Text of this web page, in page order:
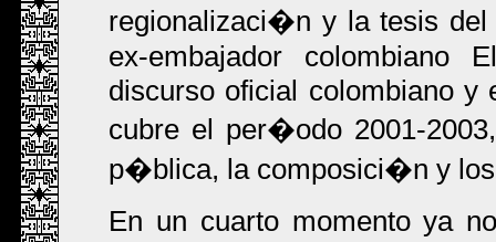
regionalizaci�n y la tesis
ex-embajador colombiano
discurso oficial colombiano y
cubre el per�odo 2001-
p�blica, la composici�n y
En un cuarto momento ya